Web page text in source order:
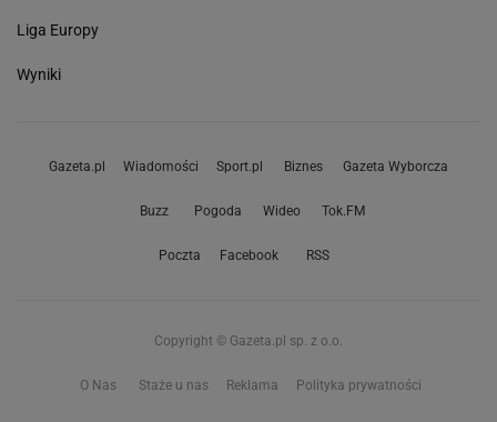
Liga Europy
Wyniki
Gazeta.pl Wiadomości Sport.pl Biznes Gazeta Wyborcza
Buzz Pogoda Wideo Tok.FM
Poczta Facebook RSS
Copyright © Gazeta.pl sp. z o.o.
O Nas Staże u nas Reklama Polityka prywatności